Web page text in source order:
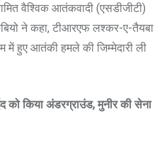
वैश्विक आतंकवादी (एसडीजीटी)
ने कहा, टीआरएफ लश्कर-ए-तैयबा
में हुए आतंकी हमले की जिम्मेदारी ली
किया अंडरग्राउंड, मुनीर की सेना